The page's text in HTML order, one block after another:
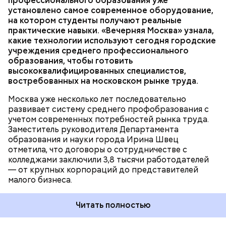
установлено самое современное оборудование,
на котором студенты получают реальные
практические навыки. «Вечерняя Москва» узнала,
какие технологии используют сегодня городские
учреждения среднего профессионального
образования, чтобы готовить
высококвалифицированных специалистов,
востребованных на московском рынке труда.
Москва уже несколько лет последовательно
развивает систему среднего профобразования с
учетом современных потребностей рынка труда.
Заместитель руководителя Департамента
образования и науки города Ирина Швец
отметила, что договоры о сотрудничестве с
колледжами заключили 3,8 тысячи работодателей
— от крупных корпораций до представителей
малого бизнеса.
времени, — рассказала она. — Чтобы повысить
качество обучения, мы переоснастили полторы
тысячи мастерских и лабораторий. Ирина Швец
сообщила, что к 2031 году планируется полностью
обновить инфраструктуру городских колледжей, в
том числе — построить семь новых, где будут
обучаться более 60 тысяч студентов.
Читать полностью
ОБРАЗОВАНИЕ МОСКВА КОЛЛЕДЖИ
— Увидев, как здесь все устроено, послушав
рассказы режиссеров, актеров, я по-другому стала
смотреть на кинематограф. Думаю, что мне было
бы интересно побыть за кадром, например в
кресле режиссера, — рассказала она.
Возведение в Москве социальных объектов
соответствует целям и инициативам
национального проекта
жизни».